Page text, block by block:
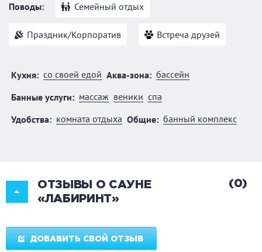
Поводы: Семейный отдых
Праздник/Корпоратив Встреча друзей
Кухня: со своей едой Аква-зона: бассейн
Банные услуги: массаж веники спа
Удобства: комната отдыха Общие: банный комплекс
ОТЗЫВЫ О САУНЕ
«ЛАБИРИНТ»
(0)
ДОБАВИТЬ СВОЙ ОТЗЫВ